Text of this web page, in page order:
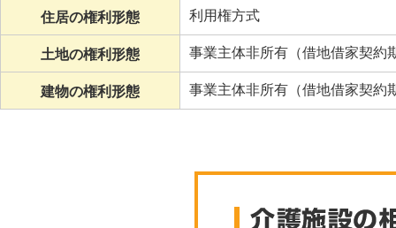
住居の権利形態 利用権方式
土地の権利形態 事業主体非所有（借地借家契約
建物の権利形態 事業主体非所有（借地借家契約